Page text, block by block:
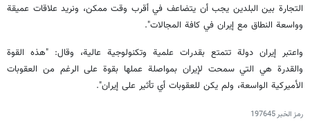
التجارة بين البلدين يجب أن يتضاعف في أقرب وقت ممكن، ونريد علاقات عميقة
وواسعة النطاق مع إيران في كافة المجالات".
واعتبر إيران دولة تتمتع بقدرات علمية وتكنولوجية عالية، وقال: "هذه القوة
والقدرة هي التي سمحت لإيران بمواصلة عملها بقوة على الرغم من العقوبات
الأميركية الواسعة، ولم يكن للعقوبات أي تأثير على إيران".
رمز الخبر197645